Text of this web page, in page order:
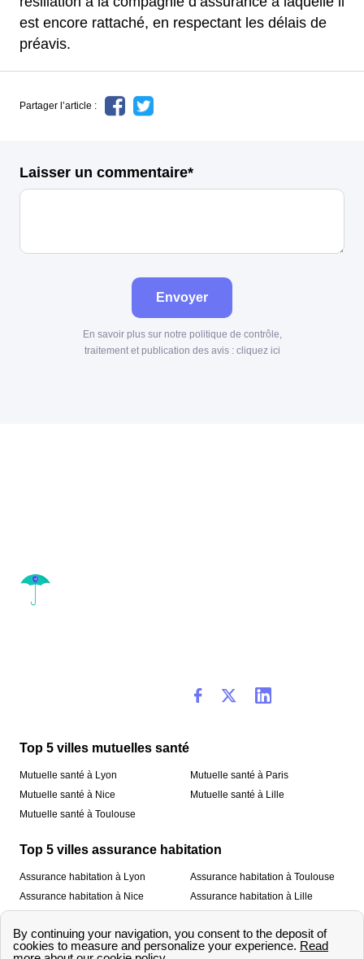
est encore rattaché, en respectant les délais de
préavis.
Partager l’article :
Laisser un commentaire*
Envoyer
En savoir plus sur notre politique de contrôle,
traitement et publication des avis : cliquez ici
Top 5 villes mutuelles santé
Mutuelle santé à Lyon
Mutuelle santé à Nice
Mutuelle santé à Toulouse
Mutuelle santé à Paris
Mutuelle santé à Lille
Top 5 villes assurance habitation
Assurance habitation à Lyon
Assurance habitation à Nice
Assurance habitation à Toulouse
Assurance habitation à Lille
À propos